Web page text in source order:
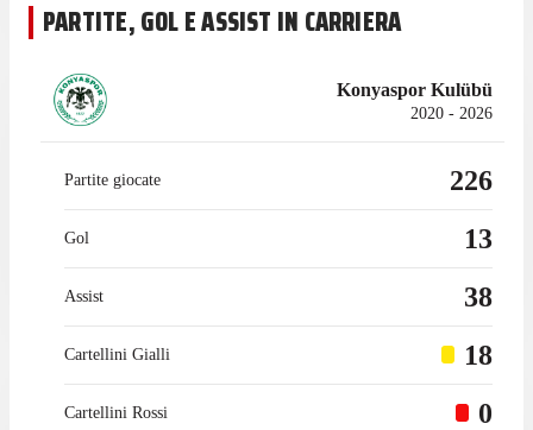
PARTITE, GOL E ASSIST IN CARRIERA
Konyaspor Kulübü
2020 - 2026
Partite giocate 226
Gol 13
Assist 38
Cartellini Gialli 18
Cartellini Rossi 0